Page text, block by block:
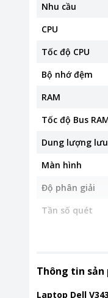
Nhu cầu
CPU
Tốc độ CPU
Bộ nhớ đệm
RAM
Tốc độ Bus
Dung lượng
Màn hình
Độ phân giải
Tần số quét
Cổng kết nối
Thông tin sản
Laptop Dell